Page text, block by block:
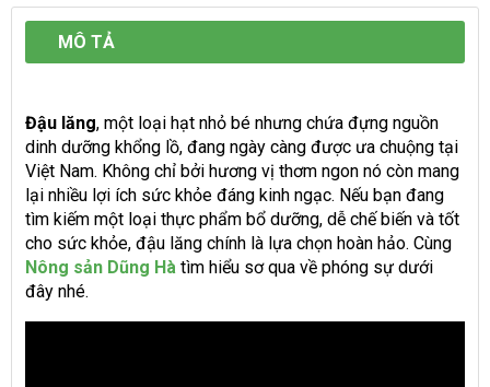
MÔ TẢ
Đậu lăng, một loại hạt nhỏ bé nhưng chứa đựng nguồn
dinh dưỡng khổng lồ, đang ngày càng được ưa chuộng tại
Việt Nam. Không chỉ bởi hương vị thơm ngon nó còn mang
lại nhiều lợi ích sức khỏe đáng kinh ngạc. Nếu bạn đang
tìm kiếm một loại thực phẩm bổ dưỡng, dễ chế biến và tốt
cho sức khỏe, đậu lăng chính là lựa chọn hoàn hảo. Cùng
Nông sản Dũng Hà tìm hiểu sơ qua về phóng sự dưới
đây nhé.